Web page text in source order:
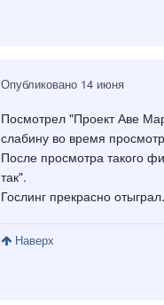
Опубликовано 14 июня
Посмотрел "Проект Аве
слабину во время
После просмотра такого
так".
Гослинг прекрасно
Наверх